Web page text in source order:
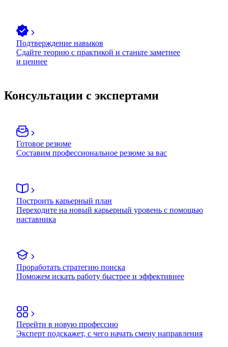
Подтверждение навыков
Сдайте теорию с практикой и станьте заметнее
и ценнее
Консультации с экспертами
Готовое резюме
Составим профессиональное резюме за вас
Построить карьерный план
Переходите на новый карьерный уровень с помощью
наставника
Проработать стратегию поиска
Поможем искать работу быстрее и эффективнее
Перейти в новую профессию
Эксперт подскажет, с чего начать смену направления